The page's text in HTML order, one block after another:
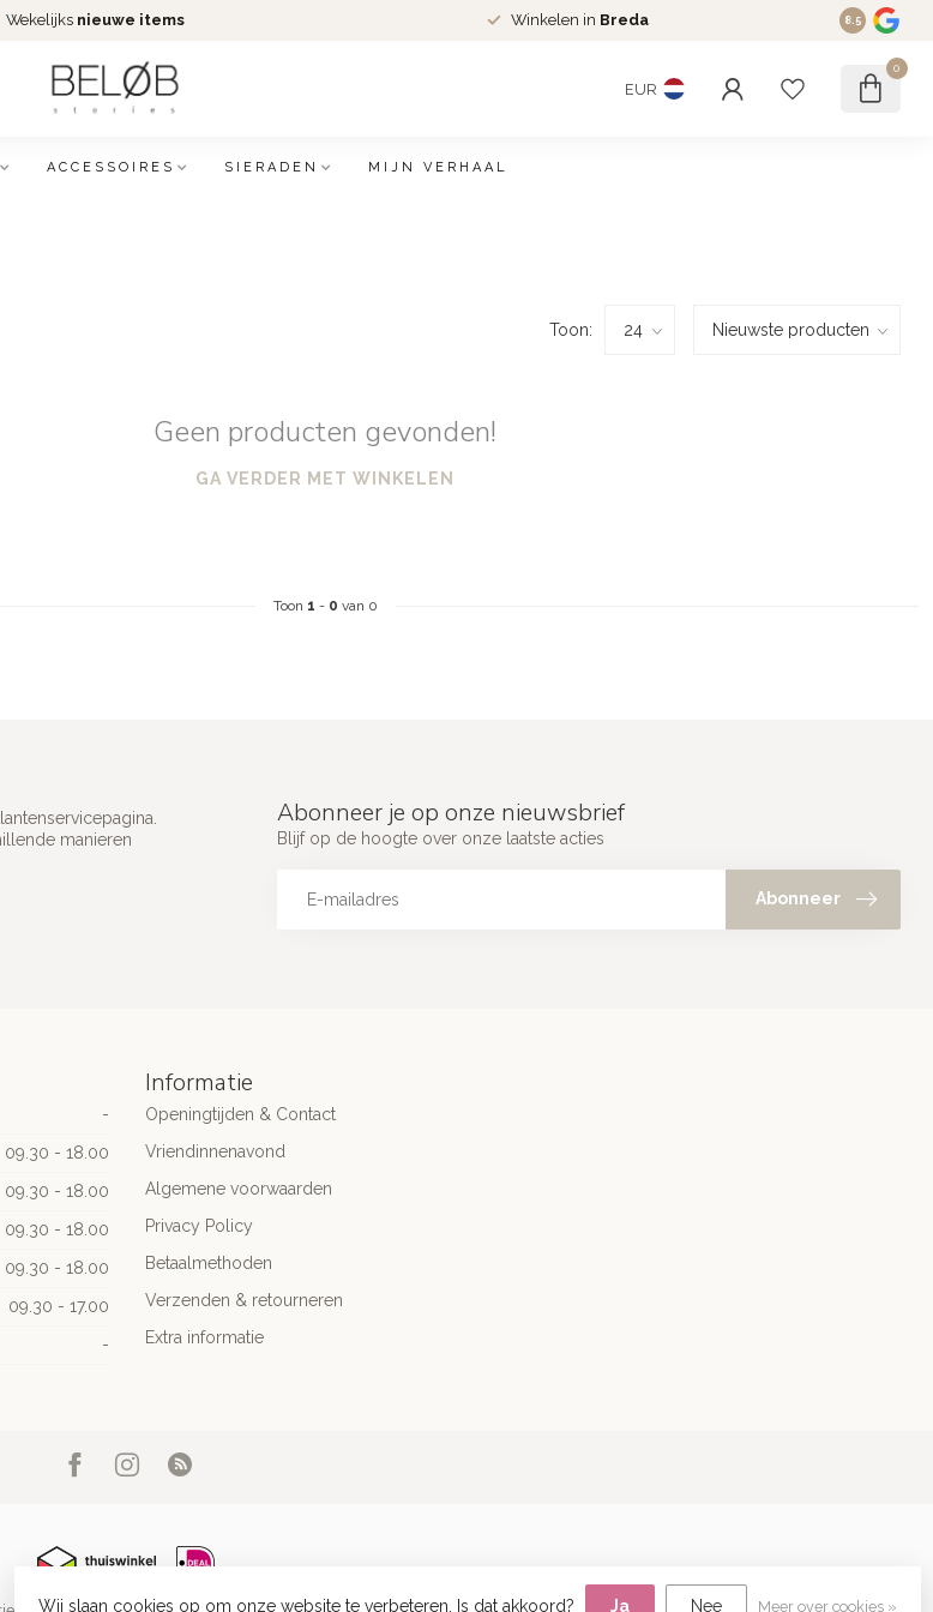
Wekelijks nieuwe items Winkelen in Breda 8.5
EUR
0
ACCESSOIRES SIERADEN MIJN VERHAAL
Toon:
Geen producten gevonden!
GA VERDER MET WINKELEN
Toon 1 - 0 van 0
manieren
Abonneer je op onze nieuwsbrief
Blijf op de hoogte over onze laatste acties
Abonneer
-
09.30 - 18.00
09.30 - 18.00
09.30 - 18.00
09.30 - 18.00
09.30 - 17.00
-
Informatie
Openingtijden & Contact
Vriendinnenavond
Algemene voorwaarden
Privacy Policy
Betaalmethoden
Verzenden & retourneren
Extra informatie
Wij slaan cookies op om onze website te verbeteren. Is dat akkoord? Ja Nee Meer over cookies »